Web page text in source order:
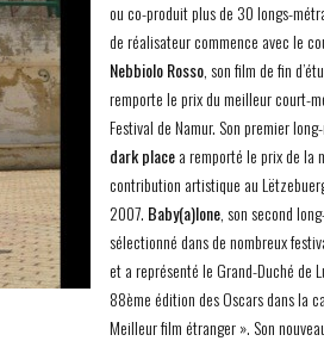
-©Tarantula
ou co-produit plus de 30 longs-
de réalisateur commence avec le
Nebbiolo Rosso, son film de fin
remporte le prix du meilleur court-
Festival de Namur. Son premier
dark placea remporté le prix de la
contribution artistique au
2007. Baby(a)lone, son second
sélectionné dans de nombreux
et a représenté le Grand-Duché de
88ème édition des Oscars dans la
Meilleur film étranger ». Son